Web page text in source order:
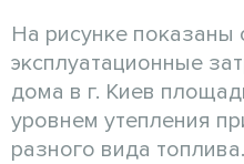
На рисунке
эксплуатационные
дома в г. Киев
уровнем утепления
разного вида топлива.